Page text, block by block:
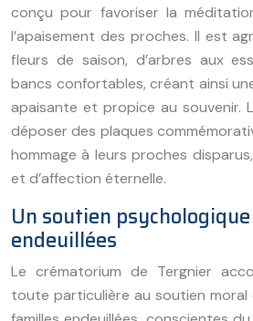
conçu pour favoriser la
l’apaisement des proches. Il est
fleurs de saison, d’arbres aux
bancs confortables, créant ainsi
apaisante et propice au souvenir.
déposer des plaques
hommage à leurs proches
et d’affection éternelle.
Un soutien
endeuillées
Le crématorium de Tergnier
toute particulière au soutien